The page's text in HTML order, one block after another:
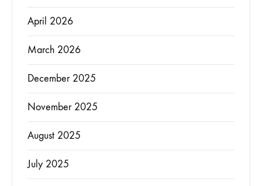
April 2026
March 2026
December 2025
November 2025
August 2025
July 2025